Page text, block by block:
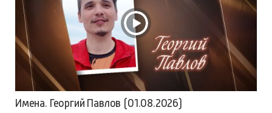
Имена. Георгий Павлов (01.08.2026)